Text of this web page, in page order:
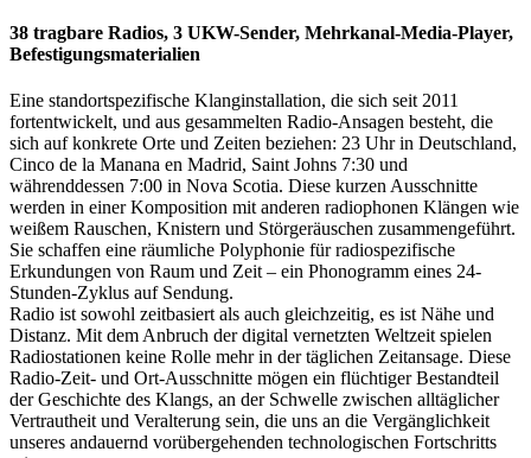
38 tragbare Radios, 3 UKW-Sender, Mehrkanal-Media-Player,
Befestigungsmaterialien
Eine standortspezifische Klanginstallation, die sich seit 2011
fortentwickelt, und aus gesammelten Radio-Ansagen besteht, die
sich auf konkrete Orte und Zeiten beziehen: 23 Uhr in Deutschland,
Cinco de la Manana en Madrid, Saint Johns 7:30 und
währenddessen 7:00 in Nova Scotia. Diese kurzen Ausschnitte
werden in einer Komposition mit anderen radiophonen Klängen wie
weißem Rauschen, Knistern und Störgeräuschen zusammengeführt.
Sie schaffen eine räumliche Polyphonie für radiospezifische
Erkundungen von Raum und Zeit – ein Phonogramm eines 24-
Stunden-Zyklus auf Sendung.
Radio ist sowohl zeitbasiert als auch gleichzeitig, es ist Nähe und
Distanz. Mit dem Anbruch der digital vernetzten Weltzeit spielen
Radiostationen keine Rolle mehr in der täglichen Zeitansage. Diese
Radio-Zeit- und Ort-Ausschnitte mögen ein flüchtiger Bestandteil
der Geschichte des Klangs, an der Schwelle zwischen alltäglicher
Vertrautheit und Veralterung sein, die uns an die Vergänglichkeit
unseres andauernd vorübergehenden technologischen Fortschritts